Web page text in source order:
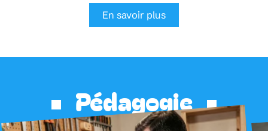
En savoir plus
Pédagogie